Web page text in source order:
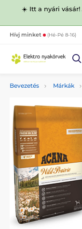
☀️ Itt a nyári vásár!
Hívj minket (Hé-Pé 8-16)
Bevezetés Márkák